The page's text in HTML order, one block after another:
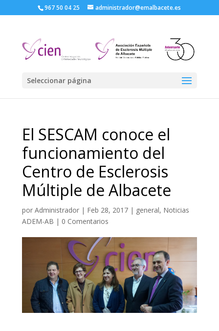
967 50 04 25 administrador@emalbacete.es
Seleccionar página
El SESCAM conoce el
funcionamiento del
Centro de Esclerosis
Múltiple de Albacete
por Administrador| Feb 28, 2017| general, Noticias
ADEM-AB | 0 Comentarios